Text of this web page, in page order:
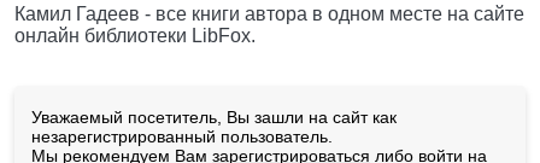
Камил Гадеев - все книги автора в одном месте на сайте
онлайн библиотеки LibFox.
Уважаемый посетитель, Вы зашли на сайт как
незарегистрированный пользователь.
Мы рекомендуем Вам зарегистрироваться либо войти на